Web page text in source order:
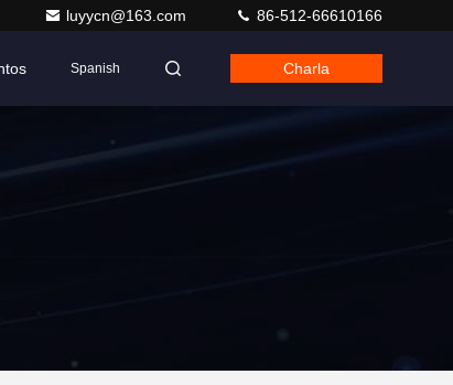
luyycn@163.com 86-512-66610166
Spanish Charla